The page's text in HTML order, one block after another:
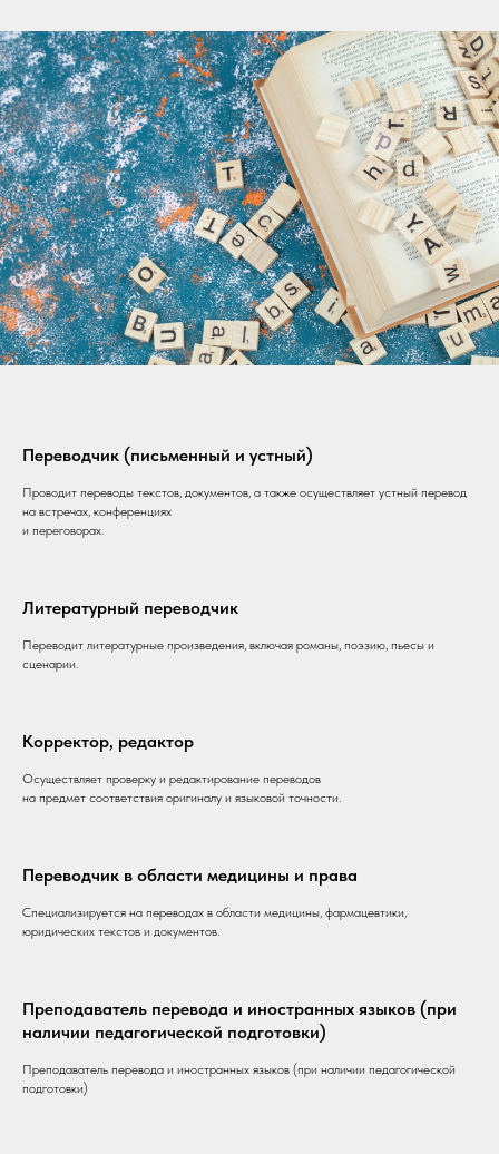
Переводчик (письменный и устный)
Проводит переводы текстов, документов, а также осуществляет устный перевод
на встречах, конференциях
и переговорах.
Литературный переводчик
Переводит литературные произведения, включая романы, поэзию, пьесы и
сценарии.
Корректор, редактор
Осуществляет проверку и редактирование переводов
на предмет соответствия оригиналу и языковой точности.
Переводчик в области медицины и права
Специализируется на переводах в области медицины, фармацевтики,
юридических текстов и документов.
Преподаватель перевода и иностранных языков (при
наличии педагогической подготовки)
Преподаватель перевода и иностранных языков (при наличии педагогической
подготовки)